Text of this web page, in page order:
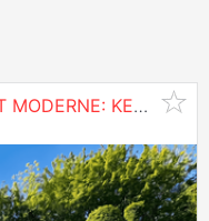
HISTORISCHER CHARME TRIFFT MODERNE: KERNSANIERTES WOHNHAUS IN TOP-ZUSTAND